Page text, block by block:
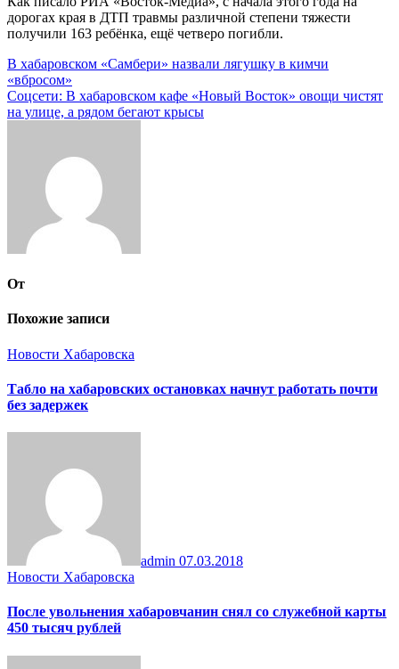
дорогах края в ДТП травмы различной степени тяжести
получили 163 ребёнка, ещё четверо погибли.
Навигация
по
записям
В хабаровском «Самбери» назвали лягушку в кимчи
«вбросом»
Соцсети: В хабаровском кафе «Новый Восток» овощи чистят
на улице, а рядом бегают крысы
От
Похожие записи
Новости Хабаровска
Табло на хабаровских остановках начнут работать почти
без задержек
admin 07.03.2018
Новости Хабаровска
После увольнения хабаровчанин снял со служебной карты
450 тысяч рублей